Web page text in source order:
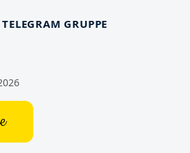
TELEGRAM GRUPPE